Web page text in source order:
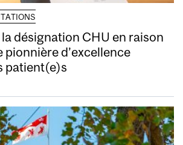
désignation CHU en raison
pionnière d’excellence
patient(e)s